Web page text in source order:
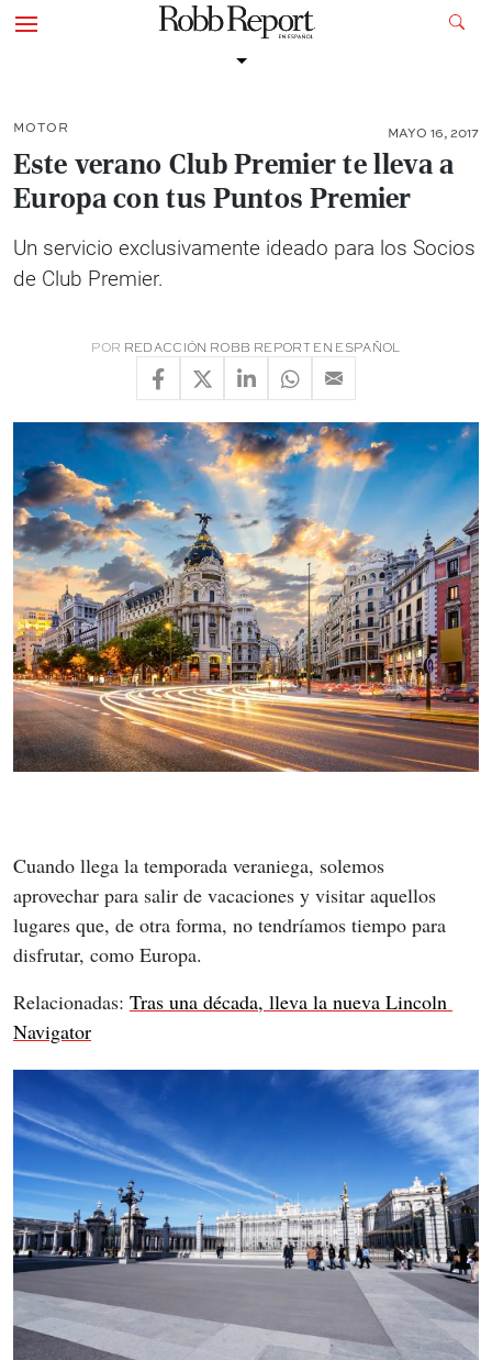
MOTOR MAYO 16, 2017
Este verano Club Premier te lleva a
Europa con tus Puntos Premier
Un servicio exclusivamente ideado para los Socios
de Club Premier.
POR REDACCIÓN ROBB REPORT EN ESPAÑOL
Cuando llega la temporada veraniega, solemos
aprovechar para salir de vacaciones y visitar aquellos
lugares que, de otra forma, no tendríamos tiempo para
disfrutar, como Europa.
Relacionadas: Tras una década, lleva la nueva Lincoln
Navigator